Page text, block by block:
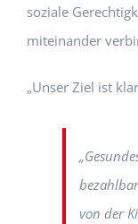
soziale
miteinander
„Unser Ziel ist
von der